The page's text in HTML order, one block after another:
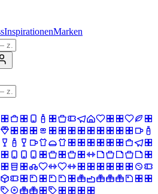
InspirationenMarken